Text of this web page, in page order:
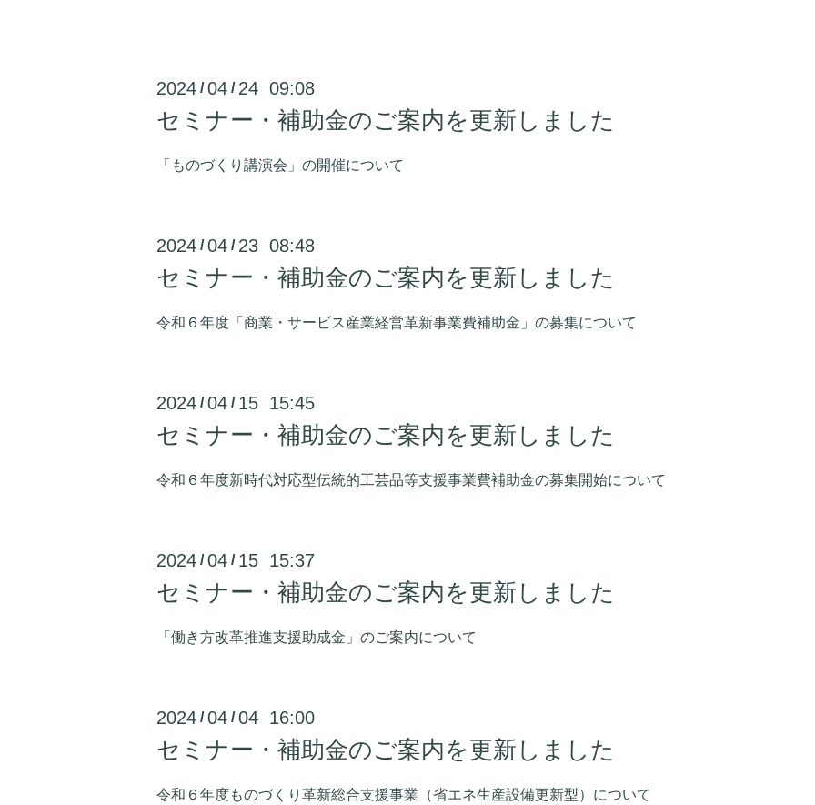
2024 /04 / 24 09:08
セミナー・補助金のご案内を更新しました
「ものづくり講演会」の開催について
2024 /04 / 23 08:48
セミナー・補助金のご案内を更新しました
令和６年度「商業・サービス産業経営革新事業費補助金」の募集について
2024 /04 / 15 15:45
セミナー・補助金のご案内を更新しました
令和６年度新時代対応型伝統的工芸品等支援事業費補助金の募集開始について
2024 /04 / 15 15:37
セミナー・補助金のご案内を更新しました
「働き方改革推進支援助成金」のご案内について
2024 /04 /04 16:00
セミナー・補助金のご案内を更新しました
令和６年度ものづくり革新総合支援事業（省エネ生産設備更新型）について